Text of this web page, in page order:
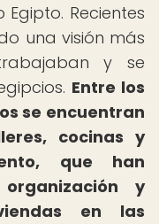
Recientes
una visión más
y se
Entre los
se encuentran
cocinas y
que han
y
en las